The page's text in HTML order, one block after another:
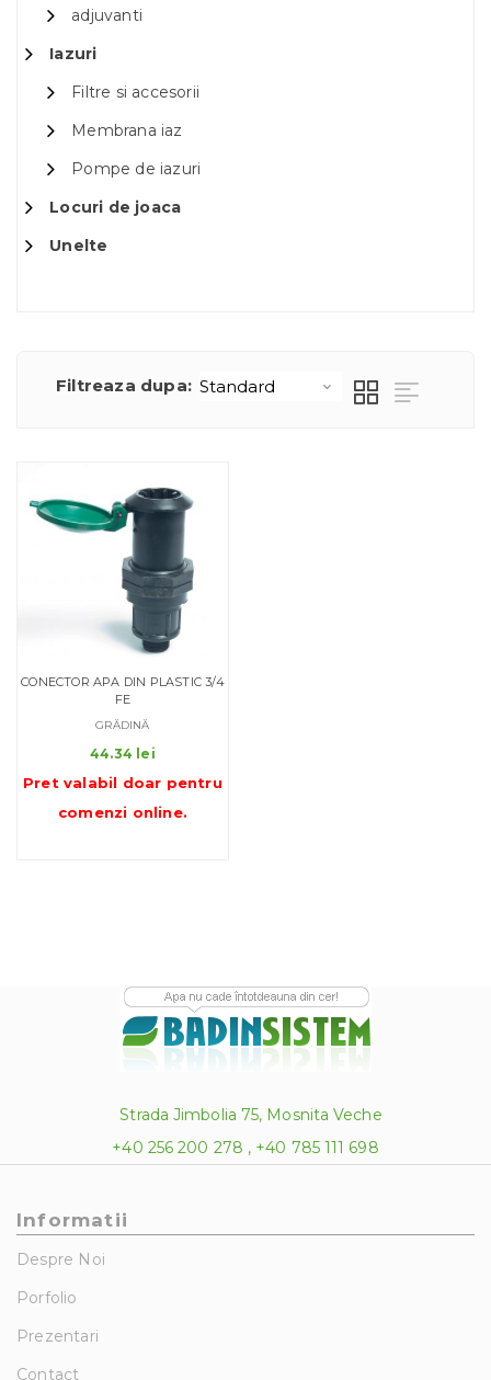
adjuvanti
Iazuri
Filtre si accesorii
Membrana iaz
Pompe de iazuri
Locuri de joaca
Unelte
Filtreaza dupa:
CONECTOR APA DIN PLASTIC 3/4
FE
GRĂDINĂ
44.34 lei
Pret valabil doar pentru
comenzi online.
Strada Jimbolia 75, Mosnita Veche
+40 256 200 278 , +40 785 111 698
Informatii
Despre Noi
Porfolio
Prezentari
Contact